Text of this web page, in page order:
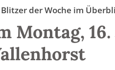
der Woche im
Montag,